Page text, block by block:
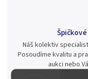
Náš kolektiv
Posoudíme kvalitu a
aukci nebo